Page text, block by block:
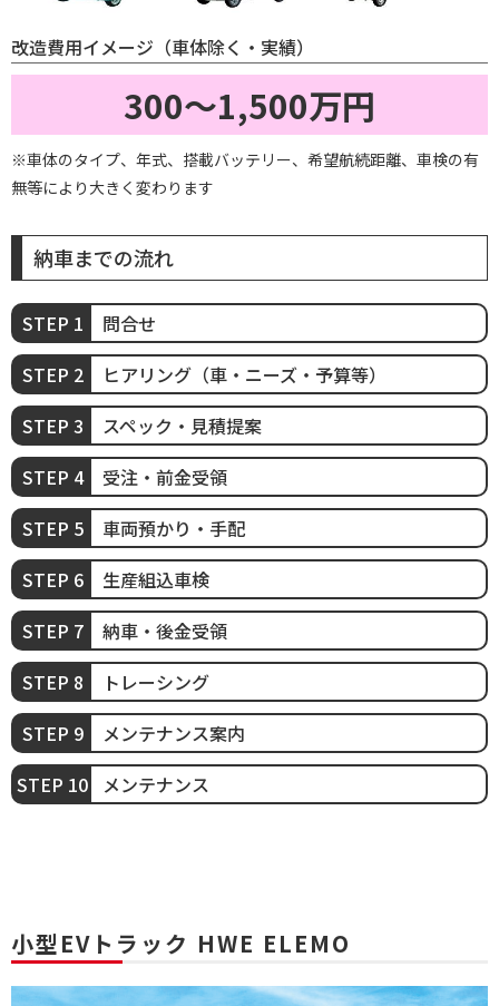
改造費用イメージ（車体除く・実績）
300～1,500万円
※車体のタイプ、年式、搭載バッテリー、希望航続距離、車検の有
無等により大きく変わります
納車までの流れ
問合せ
ヒアリング（車・ニーズ・予算等）
スペック・見積提案
受注・前金受領
車両預かり・手配
生産組込車検
納車・後金受領
トレーシング
メンテナンス案内
メンテナンス
小型EVトラック HWE ELEMO